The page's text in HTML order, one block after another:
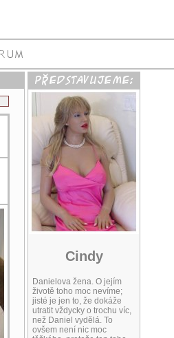
Cindy
Danielova žena. O jejím
životě toho moc nevíme;
jisté je jen to, že dokáže
utratit vždycky o trochu víc,
než Daniel vydělá. To
ovšem není nic moc